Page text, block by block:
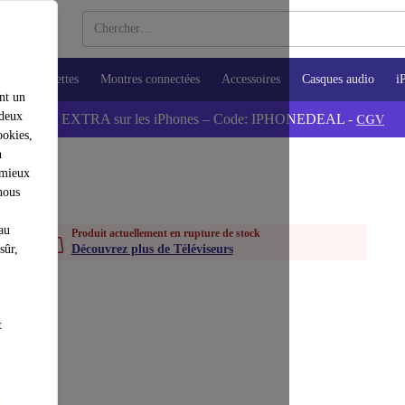
un
Tablettes Montres connectées Accessoires Casques audio
💰-5% EXTRA sur les iPhones – Code: IPHONEDEAL - CGV
Produit actuellement en rupture de stock
Découvrez plus de Téléviseurs